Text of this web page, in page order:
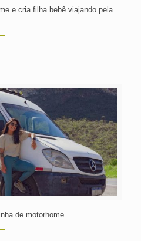
e cria filha bebê viajando pela
de motorhome